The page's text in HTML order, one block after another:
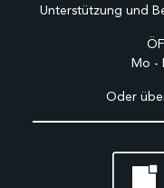
Unterstützung und
Mo -
Oder